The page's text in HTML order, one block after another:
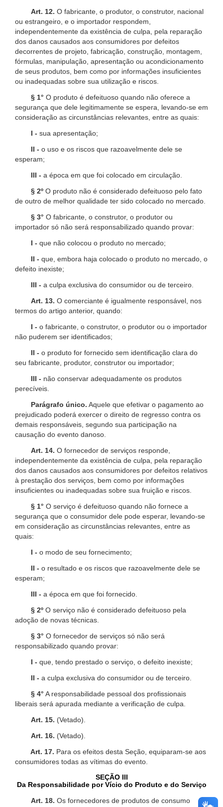
Art. 12. O fabricante, o produtor, o construtor, nacional
ou estrangeiro, e o importador respondem,
independentemente da existência de culpa, pela reparação
dos danos causados aos consumidores por defeitos
decorrentes de projeto, fabricação, construção, montagem,
fórmulas, manipulação, apresentação ou acondicionamento
de seus produtos, bem como por informações insuficientes
ou inadequadas sobre sua utilização e riscos.
§ 1° O produto é defeituoso quando não oferece a
segurança que dele legitimamente se espera, levando-se em
consideração as circunstâncias relevantes, entre as quais:
I - sua apresentação;
II - o uso e os riscos que razoavelmente dele se
esperam;
III - a época em que foi colocado em circulação.
§ 2º O produto não é considerado defeituoso pelo fato
de outro de melhor qualidade ter sido colocado no mercado.
§ 3° O fabricante, o construtor, o produtor ou
importador só não será responsabilizado quando provar:
I - que não colocou o produto no mercado;
II - que, embora haja colocado o produto no mercado, o
defeito inexiste;
III - a culpa exclusiva do consumidor ou de terceiro.
Art. 13. O comerciante é igualmente responsável, nos
termos do artigo anterior, quando:
I - o fabricante, o construtor, o produtor ou o importador
não puderem ser identificados;
II - o produto for fornecido sem identificação clara do
seu fabricante, produtor, construtor ou importador;
III - não conservar adequadamente os produtos
perecíveis.
Parágrafo único. Aquele que efetivar o pagamento ao
prejudicado poderá exercer o direito de regresso contra os
demais responsáveis, segundo sua participação na
causação do evento danoso.
Art. 14. O fornecedor de serviços responde,
independentemente da existência de culpa, pela reparação
dos danos causados aos consumidores por defeitos relativos
à prestação dos serviços, bem como por informações
insuficientes ou inadequadas sobre sua fruição e riscos.
§ 1° O serviço é defeituoso quando não fornece a
segurança que o consumidor dele pode esperar, levando-se
em consideração as circunstâncias relevantes, entre as
quais:
I - o modo de seu fornecimento;
II - o resultado e os riscos que razoavelmente dele se
esperam;
III - a época em que foi fornecido.
§ 2º O serviço não é considerado defeituoso pela
adoção de novas técnicas.
§ 3° O fornecedor de serviços só não será
responsabilizado quando provar:
I - que, tendo prestado o serviço, o defeito inexiste;
II - a culpa exclusiva do consumidor ou de terceiro.
§ 4° A responsabilidade pessoal dos profissionais
liberais será apurada mediante a verificação de culpa.
Art. 15. (Vetado).
Art. 16. (Vetado).
Art. 17. Para os efeitos desta Seção, equiparam-se aos
consumidores todas as vítimas do evento.
SEÇÃO III
Da Responsabilidade por Vício do Produto e do Serviço
Art. 18. Os fornecedores de produtos de consumo